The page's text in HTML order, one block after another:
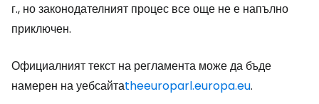
г., но законодателният процес все още не е напълно
приключен.
Официалният текст на регламента може да бъде
намерен на уебсайтаtheeuroparl.europa.eu.